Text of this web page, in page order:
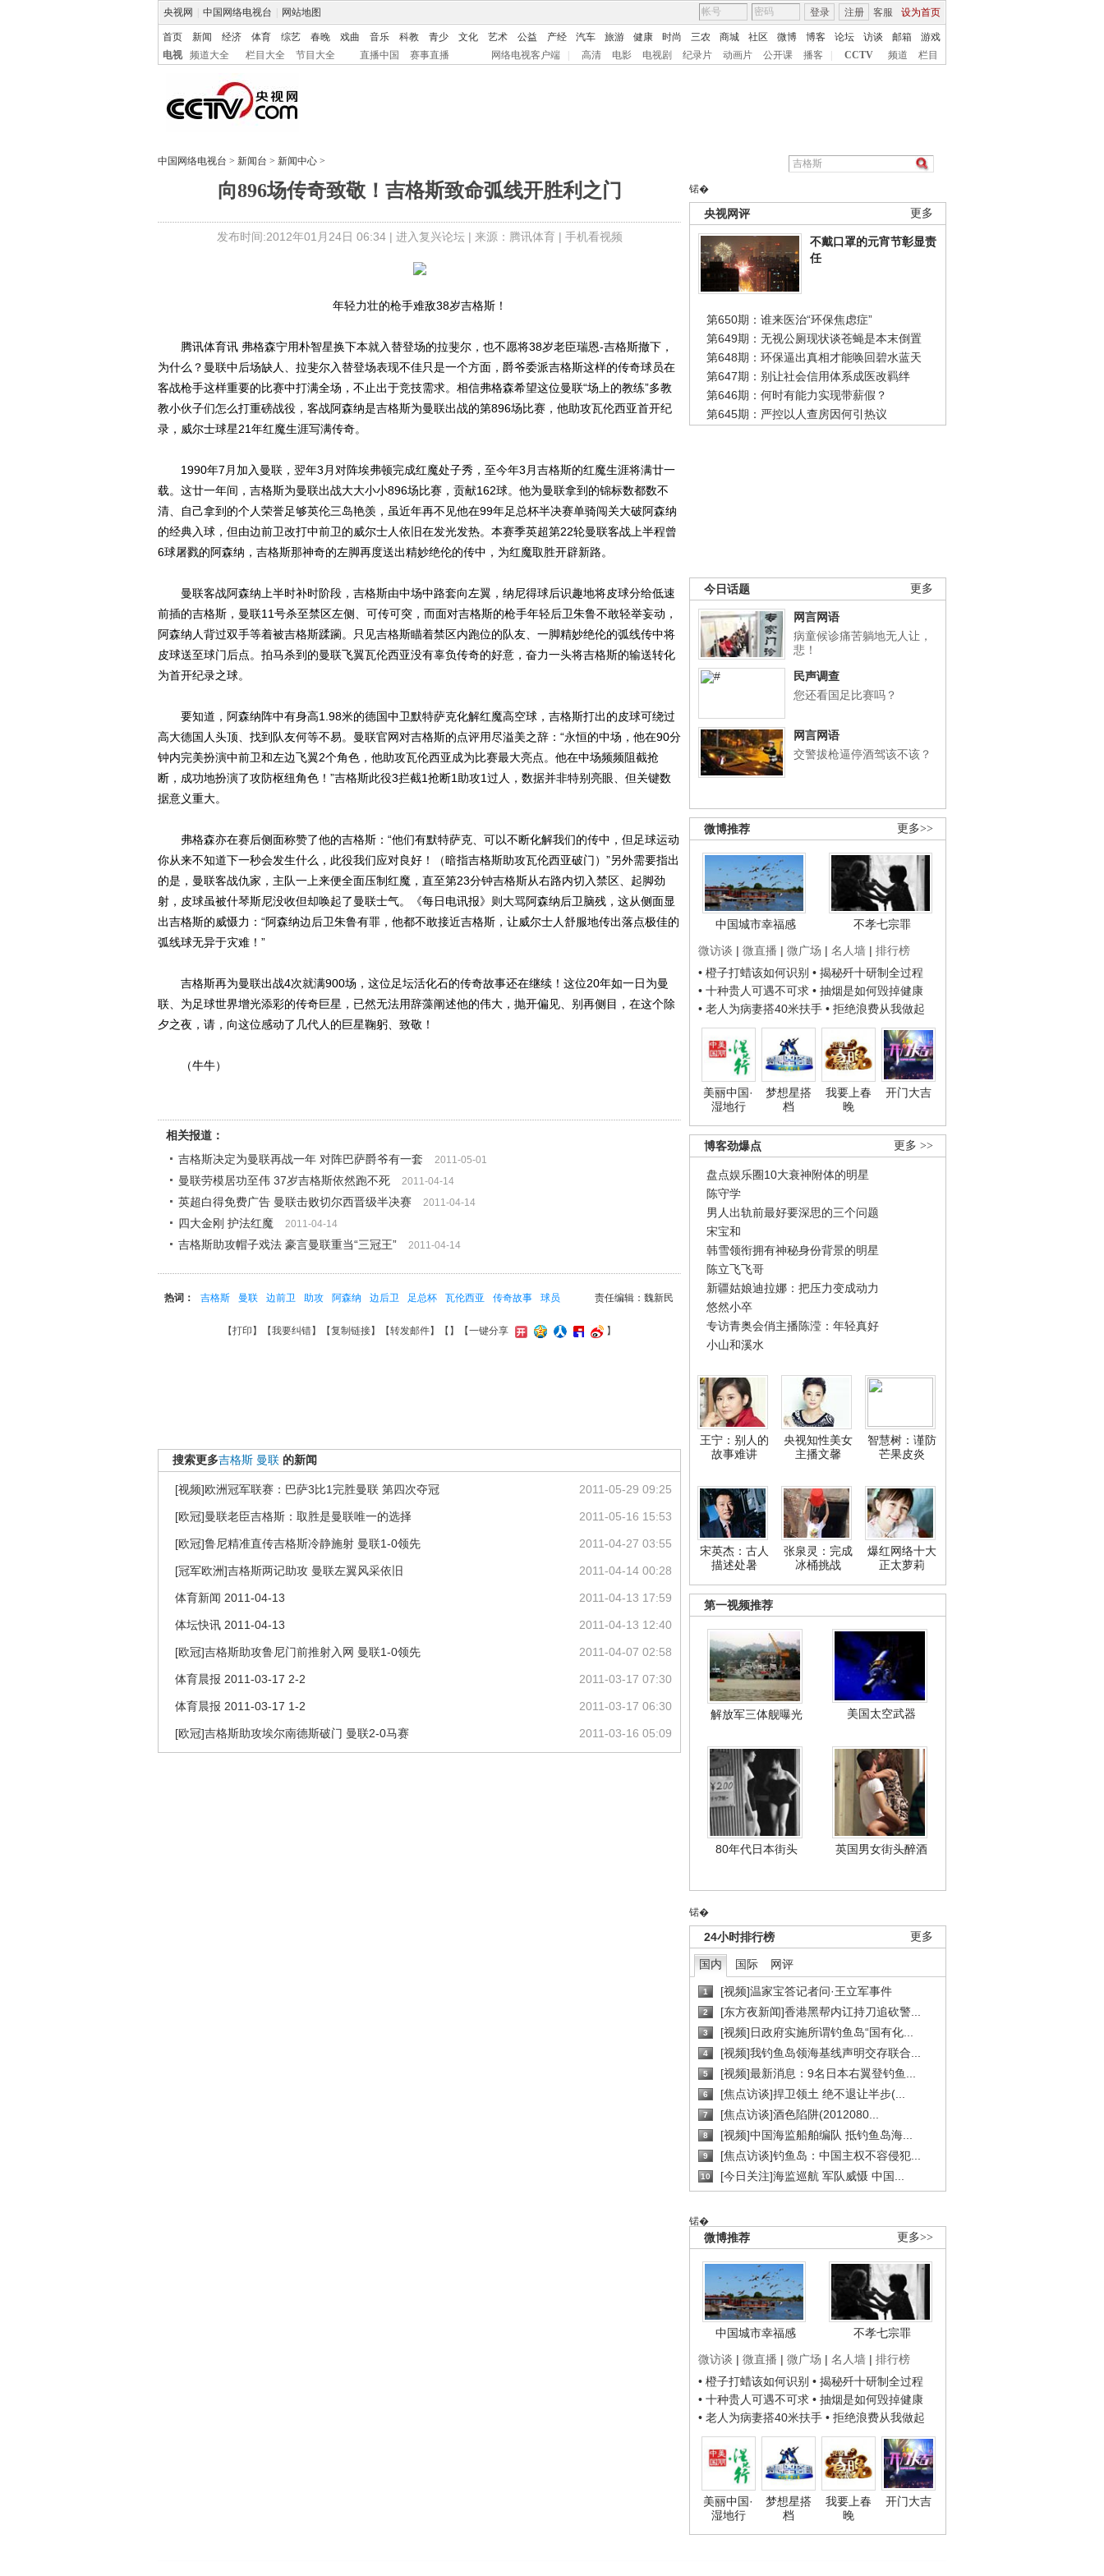
央视网 中国网络电视台 网站地图 客服 设为首页
登录 注册
首页 新闻 经济 体育 综艺 春晚 戏曲 音乐 科教 青少 文化 艺术 公益 产经 汽车 旅游 健康 时尚 三农 商城 社区 微博 博客 论坛 访谈 邮箱
游戏
电视
频道大全 栏目大全 节目大全 直播中国 赛事直播 网络电视客户端 高清 电影 电视剧 纪录片 动画片 公开课 播客 CCTV 频道 栏目
中国网络电视台 > 新闻台 > 新闻中心 >
向896场传奇致敬！吉格斯致命弧线开胜利之门
发布时间:2012年01月24日 06:34 | 进入复兴论坛| 来源：腾讯体育 | 手机看视频
锘�
更多
央视网评
不戴口罩的元宵节彰显责
任
第650期：谁来医治“环保焦虑症”
第649期：无视公厕现状谈苍蝇是本末倒置
第648期：环保逼出真相才能唤回碧水蓝天
第647期：别让社会信用体系成医改羁绊
第646期：何时有能力实现带薪假？
第645期：严控以人查房因何引热议
更多
今日话题
网言网语
病童候诊痛苦躺地无人让，
悲！
民声调查
您还看国足比赛吗？
网言网语
交警拔枪逼停酒驾该不该？
更多>>
微博推荐
中国城市幸福感
不孝七宗罪
微访谈 | 微直播 | 微广场 | 名人墙 | 排行榜
• 橙子打蜡该如何识别 • 揭秘歼十研制全过程
• 十种贵人可遇不可求 • 抽烟是如何毁掉健康
• 老人为病妻搭40米扶手 • 拒绝浪费从我做起
美丽中国·
湿地行
梦想星搭
档
我要上春
晚
开门大吉
更多 >>
博客劲爆点
盘点娱乐圈10大衰神附体的明星
陈守学
男人出轨前最好要深思的三个问题
宋宝和
韩雪领衔拥有神秘身份背景的明星
陈立飞飞哥
新疆姑娘迪拉娜：把压力变成动力
悠然小卒
专访青奥会俏主播陈滢：年轻真好
小山和溪水
王宁：别人的
故事难讲
央视知性美女
主播文馨
智慧树：谨防
芒果皮炎
宋英杰：古人
描述处暑
张泉灵：完成
冰桶挑战
爆红网络十大
正太萝莉
第一视频推荐
解放军三体舰曝光 美国太空武器
80年代日本街头 英国男女街头醉酒
锘�
更多
24小时排行榜
国内 国际 网评
1 [视频]温家宝答记者问·王立军事件
2 [东方夜新闻]香港黑帮内讧持刀追砍警...
3 [视频]日政府实施所谓钓鱼岛“国有化...
4 [视频]我钓鱼岛领海基线声明交存联合...
5 [视频]最新消息：9名日本右翼登钓鱼...
6 [焦点访谈]捍卫领土 绝不退让半步(...
7 [焦点访谈]酒色陷阱(2012080...
8 [视频]中国海监船舶编队 抵钓鱼岛海...
9 [焦点访谈]钓鱼岛：中国主权不容侵犯...
10 [今日关注]海监巡航 军队威慑 中国...
锘�
更多>>
微博推荐
中国城市幸福感
不孝七宗罪
微访谈 | 微直播 | 微广场 | 名人墙 | 排行榜
• 橙子打蜡该如何识别 • 揭秘歼十研制全过程
• 十种贵人可遇不可求 • 抽烟是如何毁掉健康
• 老人为病妻搭40米扶手 • 拒绝浪费从我做起
美丽中国·
湿地行
梦想星搭
档
我要上春
晚
开门大吉
年轻力壮的枪手难敌38岁吉格斯！
腾讯体育讯 弗格森宁用朴智星换下本就入替登场的拉斐尔，也不愿将38岁老臣瑞恩-吉格斯撤下，
为什么？曼联中后场缺人、拉斐尔入替登场表现不佳只是一个方面，爵爷委派吉格斯这样的传奇球员在
客战枪手这样重要的比赛中打满全场，不止出于竞技需求。相信弗格森希望这位曼联“场上的教练”多教
教小伙子们怎么打重磅战役，客战阿森纳是吉格斯为曼联出战的第896场比赛，他助攻瓦伦西亚首开纪
录，威尔士球星21年红魔生涯写满传奇。
1990年7月加入曼联，翌年3月对阵埃弗顿完成红魔处子秀，至今年3月吉格斯的红魔生涯将满廿一
载。这廿一年间，吉格斯为曼联出战大大小小896场比赛，贡献162球。他为曼联拿到的锦标数都数不
清、自己拿到的个人荣誉足够英伦三岛艳羡，虽近年再不见他在99年足总杯半决赛单骑闯关大破阿森纳
的经典入球，但由边前卫改打中前卫的威尔士人依旧在发光发热。本赛季英超第22轮曼联客战上半程曾
6球屠戮的阿森纳，吉格斯那神奇的左脚再度送出精妙绝伦的传中，为红魔取胜开辟新路。
曼联客战阿森纳上半时补时阶段，吉格斯由中场中路套向左翼，纳尼得球后识趣地将皮球分给低速
前插的吉格斯，曼联11号杀至禁区左侧、可传可突，而面对吉格斯的枪手年轻后卫朱鲁不敢轻举妄动，
阿森纳人背过双手等着被吉格斯蹂躏。只见吉格斯瞄着禁区内跑位的队友、一脚精妙绝伦的弧线传中将
皮球送至球门后点。拍马杀到的曼联飞翼瓦伦西亚没有辜负传奇的好意，奋力一头将吉格斯的输送转化
为首开纪录之球。
要知道，阿森纳阵中有身高1.98米的德国中卫默特萨克化解红魔高空球，吉格斯打出的皮球可绕过
高大德国人头顶、找到队友何等不易。曼联官网对吉格斯的点评用尽溢美之辞：“永恒的中场，他在90分
钟内完美扮演中前卫和左边飞翼2个角色，他助攻瓦伦西亚成为比赛最大亮点。他在中场频频阻截抢
断，成功地扮演了攻防枢纽角色！”吉格斯此役3拦截1抢断1助攻1过人，数据并非特别亮眼、但关键数
据意义重大。
弗格森亦在赛后侧面称赞了他的吉格斯：“他们有默特萨克、可以不断化解我们的传中，但足球运动
你从来不知道下一秒会发生什么，此役我们应对良好！（暗指吉格斯助攻瓦伦西亚破门）”另外需要指出
的是，曼联客战仇家，主队一上来便全面压制红魔，直至第23分钟吉格斯从右路内切入禁区、起脚劲
射，皮球虽被什琴斯尼没收但却唤起了曼联士气。《每日电讯报》则大骂阿森纳后卫脑残，这从侧面显
出吉格斯的威慑力：“阿森纳边后卫朱鲁有罪，他都不敢接近吉格斯，让威尔士人舒服地传出落点极佳的
弧线球无异于灾难！”
吉格斯再为曼联出战4次就满900场，这位足坛活化石的传奇故事还在继续！这位20年如一日为曼
联、为足球世界增光添彩的传奇巨星，已然无法用辞藻阐述他的伟大，抛开偏见、别再侧目，在这个除
夕之夜，请，向这位感动了几代人的巨星鞠躬、致敬！
（牛牛）
相关报道：
吉格斯决定为曼联再战一年 对阵巴萨爵爷有一套
2011-05-01
曼联劳模居功至伟 37岁吉格斯依然跑不死 2011-04-14
英超白得免费广告 曼联击败切尔西晋级半决赛 2011-04-14
四大金刚 护法红魔 2011-04-14
吉格斯助攻帽子戏法 豪言曼联重当“三冠王” 2011-04-14
责任编辑：魏新民
热词： 吉格斯 曼联 边前卫 助攻 阿森纳 边后卫 足总杯 瓦伦西亚 传奇故事 球员
【打印 】【我要纠错】【复制链接】【转发邮件】【 】 【一键分享 】
搜索更多吉格斯 曼联 的新闻
2011-05-29 09:25
[视频]欧洲冠军联赛：巴萨3比1完胜曼联 第四次夺冠
2011-05-16 15:53
[欧冠]曼联老臣吉格斯：取胜是曼联唯一的选择
2011-04-27 03:55
[欧冠]鲁尼精准直传吉格斯冷静施射 曼联1-0领先
2011-04-14 00:28
[冠军欧洲]吉格斯两记助攻 曼联左翼风采依旧
2011-04-13 17:59
体育新闻 2011-04-13
2011-04-13 12:40
体坛快讯 2011-04-13
2011-04-07 02:58
[欧冠]吉格斯助攻鲁尼门前推射入网 曼联1-0领先
2011-03-17 07:30
体育晨报 2011-03-17 2-2
2011-03-17 06:30
体育晨报 2011-03-17 1-2
2011-03-16 05:09
[欧冠]吉格斯助攻埃尔南德斯破门 曼联2-0马赛